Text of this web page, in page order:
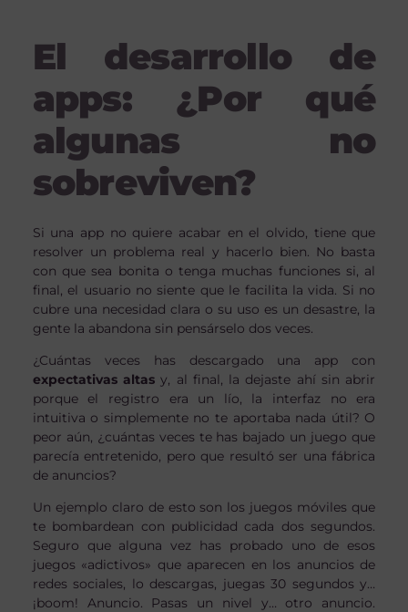
El desarrollo de
apps: ¿Por qué
algunas no
sobreviven?
Si una app no quiere acabar en el olvido, tiene que
resolver un problema real y hacerlo bien. No basta
con que sea bonita o tenga muchas funciones si, al
final, el usuario no siente que le facilita la vida. Si no
cubre una necesidad clara o su uso es un desastre, la
gente la abandona sin pensárselo dos veces.
¿Cuántas veces has descargado una app con
expectativas altas y, al final, la dejaste ahí sin abrir
porque el registro era un lío, la interfaz no era
intuitiva o simplemente no te aportaba nada útil? O
peor aún, ¿cuántas veces te has bajado un juego que
parecía entretenido, pero que resultó ser una fábrica
de anuncios?
Un ejemplo claro de esto son los juegos móviles que
te bombardean con publicidad cada dos segundos.
Seguro que alguna vez has probado uno de esos
juegos «adictivos» que aparecen en los anuncios de
redes sociales, lo descargas, juegas 30 segundos y…
¡boom! Anuncio. Pasas un nivel y… otro anuncio.